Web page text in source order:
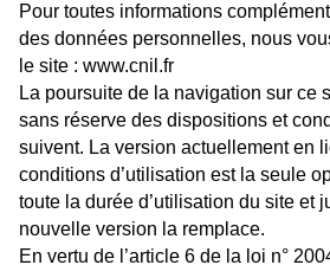
Pour toutes informations
des données personnelles, nous
le site : www.cnil.fr
La poursuite de la navigation sur ce
sans réserve des dispositions et
suivent. La version actuellement en
conditions d’utilisation est la seule
toute la durée d’utilisation du site et
nouvelle version la remplace.
En vertu de l’article 6 de la loi n°